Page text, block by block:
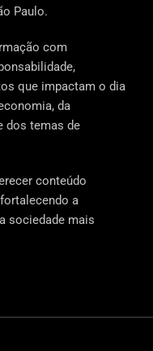
Paulo.
com
que impactam o dia
da
dos temas de
conteúdo
a
sociedade mais